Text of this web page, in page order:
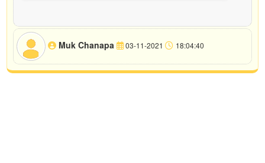
Muk Chanapa 03-11-2021 18:04:40